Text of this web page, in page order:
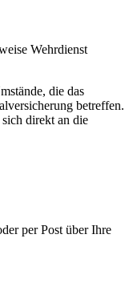
Wehrdienst
die das
betreffen.
direkt an die
per Post über Ihre